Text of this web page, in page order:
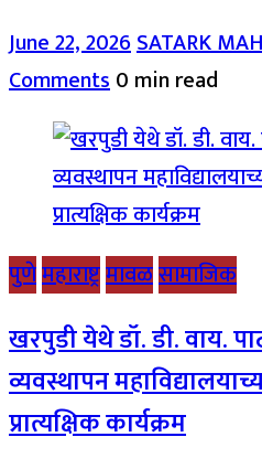
June 22, 2026SATARK
Comments0 min read
पुणेमहाराष्ट्रमावळसामाजिक
खरपुडी येथे डॉ. डी. वाय.
व्यवस्थापन
प्रात्यक्षिक कार्यक्रम